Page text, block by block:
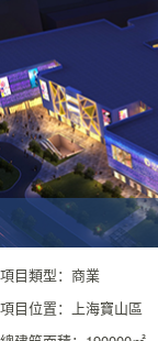
項目類型：商業
項目位置：上海寶山區